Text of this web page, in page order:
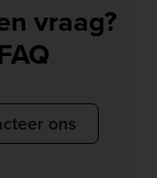
een perfecte
vraag?
ons